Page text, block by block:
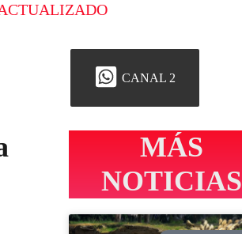
CANAL 2
MÁS
NOTICIAS